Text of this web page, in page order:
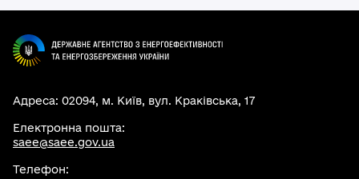
Адреса: 02094, м. Київ, вул. Краківська, 17
Електронна пошта:
saee@saee.gov.ua
Телефон: